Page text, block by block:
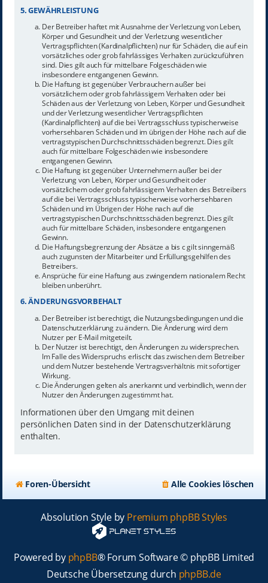
5. GEWÄHRLEISTUNG
Der Betreiber haftet mit Ausnahme der Verletzung von Leben,
Körper und Gesundheit und der Verletzung wesentlicher
Vertragspflichten (Kardinalpflichten) nur für Schäden, die auf ein
vorsätzliches oder grob fahrlässiges Verhalten zurückzuführen
sind. Dies gilt auch für mittelbare Folgeschäden wie
insbesondere entgangenen Gewinn.
Die Haftung ist gegenüber Verbrauchern außer bei
vorsätzlichem oder grob fahrlässigem Verhalten oder bei
Schäden aus der Verletzung von Leben, Körper und Gesundheit
und der Verletzung wesentlicher Vertragspflichten
(Kardinalpflichten) auf die bei Vertragsschluss typischerweise
vorhersehbaren Schäden und im übrigen der Höhe nach auf die
vertragstypischen Durchschnittsschäden begrenzt. Dies gilt
auch für mittelbare Folgeschäden wie insbesondere
entgangenen Gewinn.
Die Haftung ist gegenüber Unternehmern außer bei der
Verletzung von Leben, Körper und Gesundheit oder
vorsätzlichem oder grob fahrlässigem Verhalten des Betreibers
auf die bei Vertragsschluss typischerweise vorhersehbaren
Schäden und im Übrigen der Höhe nach auf die
vertragstypischen Durchschnittsschäden begrenzt. Dies gilt
auch für mittelbare Schäden, insbesondere entgangenen
Gewinn.
Die Haftungsbegrenzung der Absätze a bis c gilt sinngemäß
auch zugunsten der Mitarbeiter und Erfüllungsgehilfen des
Betreibers.
Ansprüche für eine Haftung aus zwingendem nationalem Recht
bleiben unberührt.
6. ÄNDERUNGSVORBEHALT
Der Betreiber ist berechtigt, die Nutzungsbedingungen und die
Datenschutzerklärung zu ändern. Die Änderung wird dem
Nutzer per E-Mail mitgeteilt.
Der Nutzer ist berechtigt, den Änderungen zu widersprechen.
Im Falle des Widerspruchs erlischt das zwischen dem Betreiber
und dem Nutzer bestehende Vertragsverhältnis mit sofortiger
Wirkung.
Die Änderungen gelten als anerkannt und verbindlich, wenn der
Nutzer den Änderungen zugestimmt hat.
Informationen über den Umgang mit deinen
persönlichen Daten sind in der Datenschutzerklärung
enthalten.
Foren-Übersicht Alle Cookies löschen
Absolution Style by Premium phpBB Styles
Powered by phpBB® Forum Software © phpBB Limited
Deutsche Übersetzung durch phpBB.de